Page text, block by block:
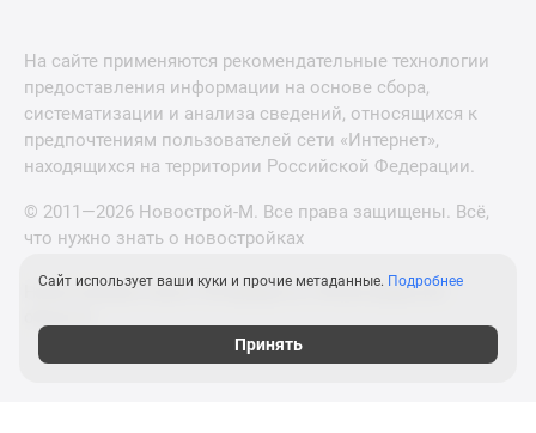
На сайте применяются рекомендательные технологии
предоставления информации на основе сбора,
систематизации и анализа сведений, относящихся к
предпочтениям пользователей сети «Интернет»,
находящихся на территории Российской Федерации.
© 2011—2026 Новострой-М. Все права защищены. Всё,
что нужно знать о новостройках
Новостройки Санкт-Петербурга и Ленинградской
Сайт использует ваши куки и прочие метаданные. Подробнее
Принять